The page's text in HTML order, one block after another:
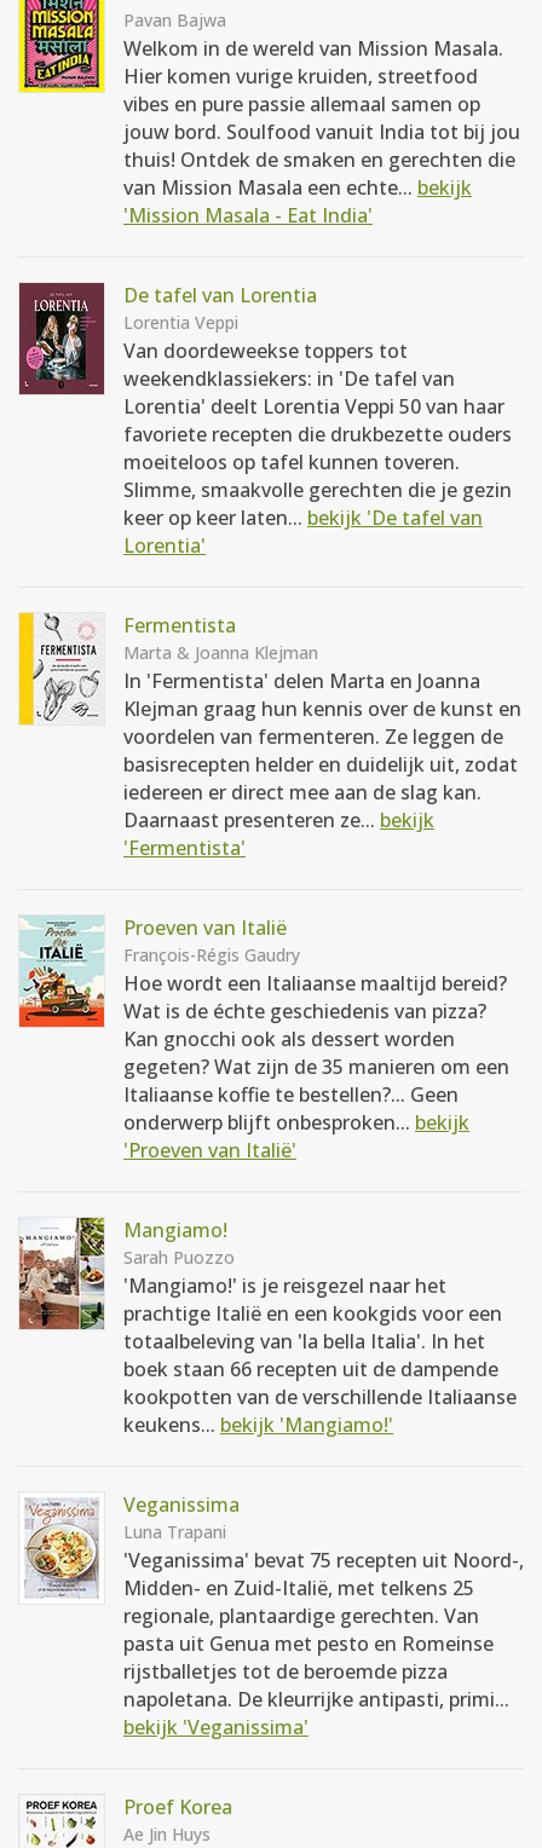
Pavan Bajwa
Welkom in de wereld van Mission Masala.
Hier komen vurige kruiden, streetfood
vibes en pure passie allemaal samen op
jouw bord. Soulfood vanuit India tot bij jou
thuis! Ontdek de smaken en gerechten die
van Mission Masala een echte... bekijk
'Mission Masala - Eat India'
De tafel van Lorentia
Lorentia Veppi
Van doordeweekse toppers tot
weekendklassiekers: in 'De tafel van
Lorentia' deelt Lorentia Veppi 50 van haar
favoriete recepten die drukbezette ouders
moeiteloos op tafel kunnen toveren.
Slimme, smaakvolle gerechten die je gezin
keer op keer laten... bekijk 'De tafel van
Lorentia'
Fermentista
Marta & Joanna Klejman
In 'Fermentista' delen Marta en Joanna
Klejman graag hun kennis over de kunst en
voordelen van fermenteren. Ze leggen de
basisrecepten helder en duidelijk uit, zodat
iedereen er direct mee aan de slag kan.
Daarnaast presenteren ze... bekijk
'Fermentista'
Proeven van Italië
François-Régis Gaudry
Hoe wordt een Italiaanse maaltijd bereid?
Wat is de échte geschiedenis van pizza?
Kan gnocchi ook als dessert worden
gegeten? Wat zijn de 35 manieren om een
Italiaanse koffie te bestellen?... Geen
onderwerp blijft onbesproken... bekijk
'Proeven van Italië'
Mangiamo!
Sarah Puozzo
'Mangiamo!' is je reisgezel naar het
prachtige Italië en een kookgids voor een
totaalbeleving van 'la bella Italia'. In het
boek staan 66 recepten uit de dampende
kookpotten van de verschillende Italiaanse
keukens... bekijk 'Mangiamo!'
Veganissima
Luna Trapani
'Veganissima' bevat 75 recepten uit Noord-,
Midden- en Zuid-Italië, met telkens 25
regionale, plantaardige gerechten. Van
pasta uit Genua met pesto en Romeinse
rijstballetjes tot de beroemde pizza
napoletana. De kleurrijke antipasti, primi...
bekijk 'Veganissima'
Proef Korea
Ae Jin Huys